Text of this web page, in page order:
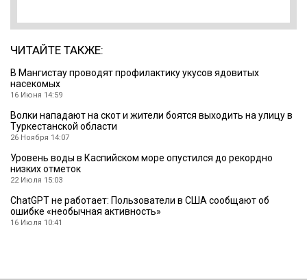
ЧИТАЙТЕ ТАКЖЕ:
В Мангистау проводят профилактику укусов ядовитых
насекомых
16 Июня 14:59
Волки нападают на скот и жители боятся выходить на улицу в
Туркестанской области
26 Ноября 14:07
Уровень воды в Каспийском море опустился до рекордно
низких отметок
22 Июля 15:03
ChatGPT не работает: Пользователи в США сообщают об
ошибке «необычная активность»
16 Июля 10:41